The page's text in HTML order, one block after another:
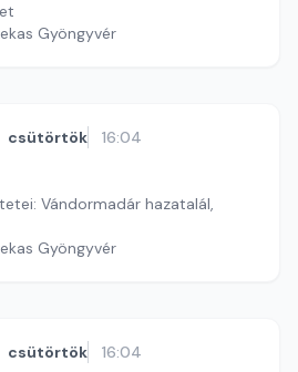
Gyöngyvér
csütörtök 16:04
Vándormadár hazatalál,
Gyöngyvér
csütörtök 16:04